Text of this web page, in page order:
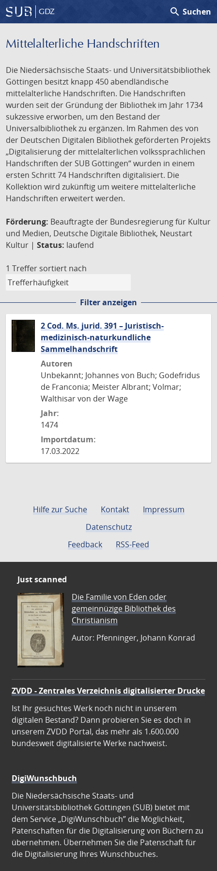
GDZ search Suchen
Mittelalterliche Handschriften
Die Niedersächsische Staats- und Universitätsbibliothek
Göttingen besitzt knapp 450 abendländische
mittelalterliche Handschriften. Die Handschriften
wurden seit der Gründung der Bibliothek im Jahr 1734
sukzessive erworben, um den Bestand der
Universalbibliothek zu ergänzen. Im Rahmen des von
der Deutschen Digitalen Bibliothek geförderten Projekts
„Digitalisierung der mittelalterlichen volkssprachlichen
Handschriften der SUB Göttingen“ wurden in einem
ersten Schritt 74 Handschriften digitalisiert. Die
Kollektion wird zukünftig um weitere mittelalterliche
Handschriften erweitert werden.
Förderung: Beauftragte der Bundesregierung für Kultur
und Medien, Deutsche Digitale Bibliothek, Neustart
Kultur | Status: laufend
1 Treffer sortiert nach
Filter anzeigen
2 Cod. Ms. jurid. 391 – Juristisch-
medizinisch-naturkundliche
Sammelhandschrift
Autoren
Unbekannt; Johannes von Buch; Godefridus
de Franconia; Meister Albrant; Volmar;
Walthisar von der Wage
Jahr:
1474
Importdatum:
17.03.2022
Hilfe zur Suche Kontakt
Impressum
Datenschutz
Feedback
RSS-Feed
Just scanned
Die Familie von Eden oder
gemeinnüzige Bibliothek des
Christianism
Autor: Pfenninger, Johann Konrad
ZVDD - Zentrales Verzeichnis digitalisierter Drucke
Ist Ihr gesuchtes Werk noch nicht in unserem
digitalen Bestand? Dann probieren Sie es doch in
unserem ZVDD Portal, das mehr als 1.600.000
bundesweit digitalisierte Werke nachweist.
DigiWunschbuch
Die Niedersächsische Staats- und
Universitätsbibliothek Göttingen (SUB) bietet mit
dem Service „DigiWunschbuch” die Möglichkeit,
Patenschaften für die Digitalisierung von Büchern zu
übernehmen. Übernehmen Sie die Patenschaft für
die Digitalisierung Ihres Wunschbuches.